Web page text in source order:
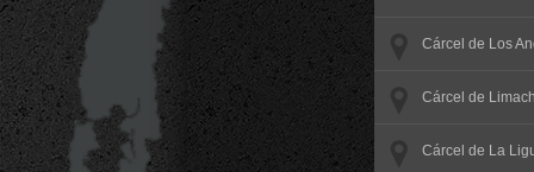
Cárcel de Los
Cárcel de
Cárcel de La